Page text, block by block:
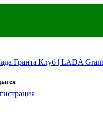
Гранта Клуб | LADA